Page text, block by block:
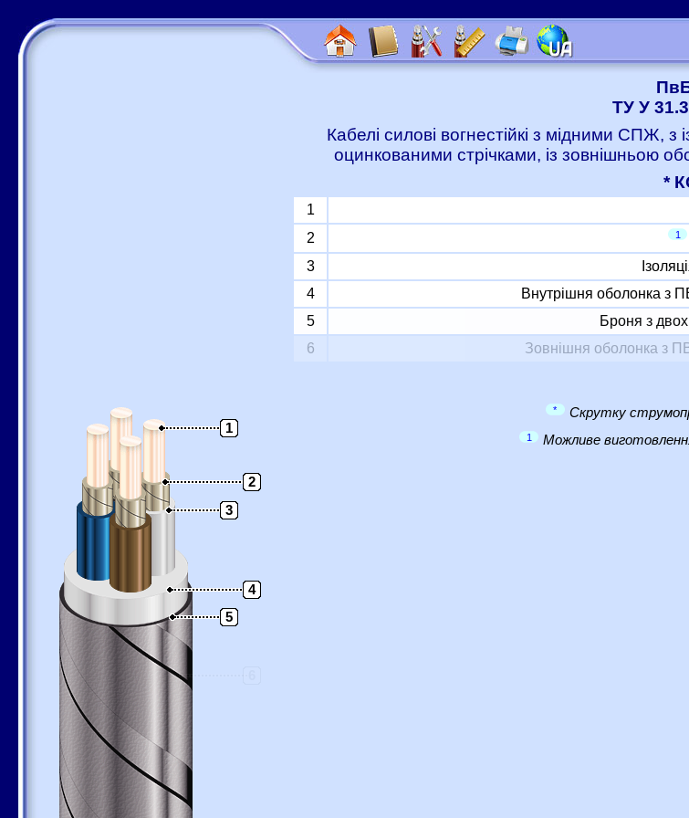
1
2
3
4
5
ТУ У
Кабелі силові вогнестійкі з мідними СПЖ, з
оцинкованими стрічками, із зовнішньою
*
1
2
1
3
4
Внутрішня оболонка з
5
Броня з
6
Зовнішня оболонка з
* Скрутку
1 Можливе